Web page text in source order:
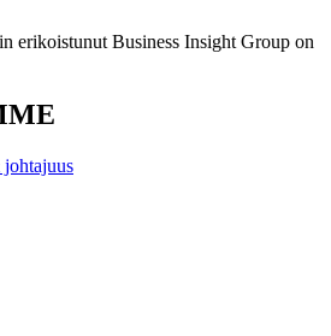
erikoistunut Business Insight Group on